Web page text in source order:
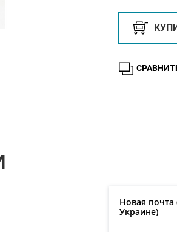
Новая почта
Украине)